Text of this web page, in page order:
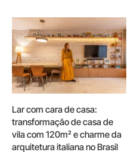
Lar com cara de casa:
transformação de casa de
vila com 120m² e charme da
arquitetura italiana no Brasil